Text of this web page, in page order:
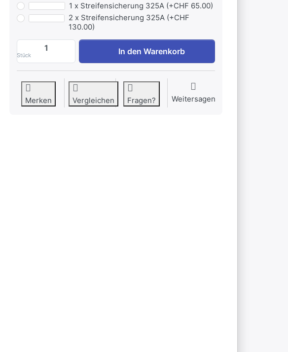
1 x Streifensicherung 325A (+CHF 65.00)
2 x Streifensicherung 325A (+CHF
130.00)
Stück
Lynx Shunt VE.Can zu CHF 379.00, Menge 1.
In den Warenkorb
Merken Vergleichen Fragen? Weitersagen